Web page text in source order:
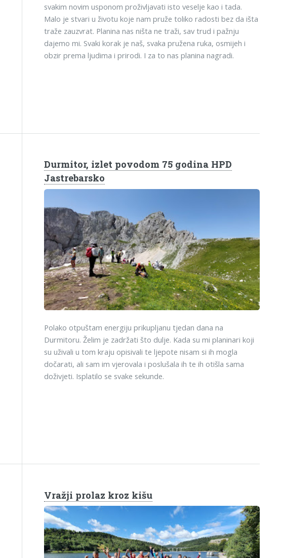
svakim novim usponom proživljavati isto veselje kao i tada.
Malo je stvari u životu koje nam pruže toliko radosti bez da išta
traže zauzvrat. Planina nas ništa ne traži, sav trud i pažnju
dajemo mi. Svaki korak je naš, svaka pružena ruka, osmijeh i
obzir prema ljudima i prirodi. I za to nas planina nagradi.
Durmitor, izlet povodom 75 godina HPD
Jastrebarsko
Polako otpuštam energiju prikupljanu tjedan dana na
Durmitoru. Želim je zadržati što dulje. Kada su mi planinari koji
su uživali u tom kraju opisivali te ljepote nisam si ih mogla
dočarati, ali sam im vjerovala i poslušala ih te ih otišla sama
doživjeti. Isplatilo se svake sekunde.
Vražji prolaz kroz kišu